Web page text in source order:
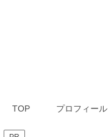
TOP プロフィール